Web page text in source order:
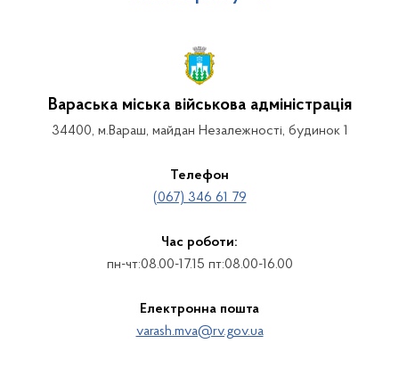
Вараська міська військова адміністрація
34400, м.Вараш, майдан Незалежності, будинок 1
Телефон
(067) 346 61 79
Час роботи:
пн-чт:08.00-17.15 пт:08.00-16.00
Електронна пошта
varash.mva@rv.gov.ua